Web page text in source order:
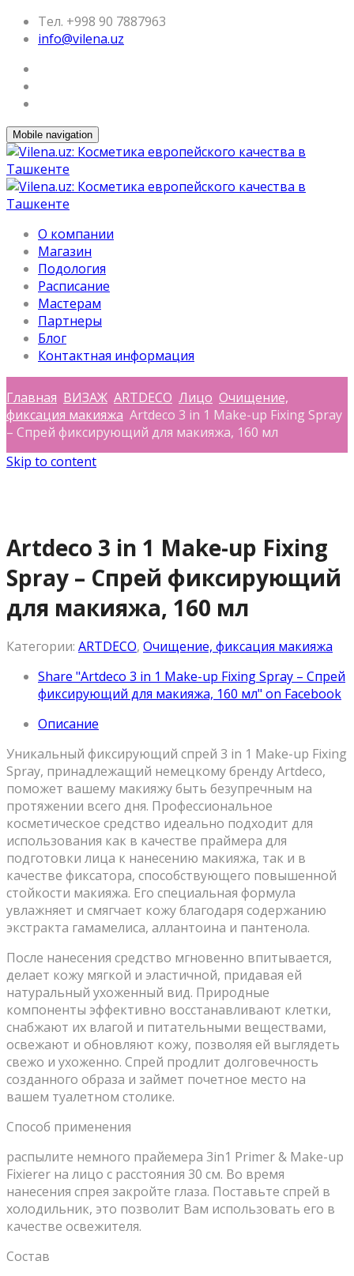
Тел. +998 90 7887963
info@vilena.uz
Mobile navigation
О компании
Магазин
Подология
Расписание
Мастерам
Партнеры
Блог
Контактная информация
Главная ВИЗАЖ ARTDECO Лицо Очищение,
фиксация макияжа Artdeco 3 in 1 Make-up Fixing Spray
– Спрей фиксирующий для макияжа, 160 мл
Skip to content
Artdeco 3 in 1 Make-up Fixing
Spray – Спрей фиксирующий
для макияжа, 160 мл
Категории: ARTDECO, Очищение, фиксация макияжа
Share "Artdeco 3 in 1 Make-up Fixing Spray – Спрей
фиксирующий для макияжа, 160 мл" on Facebook
Описание
Уникальный фиксирующий спрей 3 in 1 Make-up Fixing
Spray, принадлежащий немецкому бренду Artdeco,
поможет вашему макияжу быть безупречным на
протяжении всего дня. Профессиональное
косметическое средство идеально подходит для
использования как в качестве праймера для
подготовки лица к нанесению макияжа, так и в
качестве фиксатора, способствующего повышенной
стойкости макияжа. Его специальная формула
увлажняет и смягчает кожу благодаря содержанию
экстракта гамамелиса, аллантоина и пантенола.
После нанесения средство мгновенно впитывается,
делает кожу мягкой и эластичной, придавая ей
натуральный ухоженный вид. Природные
компоненты эффективно восстанавливают клетки,
снабжают их влагой и питательными веществами,
освежают и обновляют кожу, позволяя ей выглядеть
свежо и ухоженно. Спрей продлит долговечность
созданного образа и займет почетное место на
вашем туалетном столике.
Способ применения
распылите немного прайемера 3in1 Primer & Make-up
Fixierer на лицо с расстояния 30 см. Во время
нанесения спрея закройте глаза. Поставьте спрей в
холодильник, это позволит Вам использовать его в
качестве освежителя.
Состав